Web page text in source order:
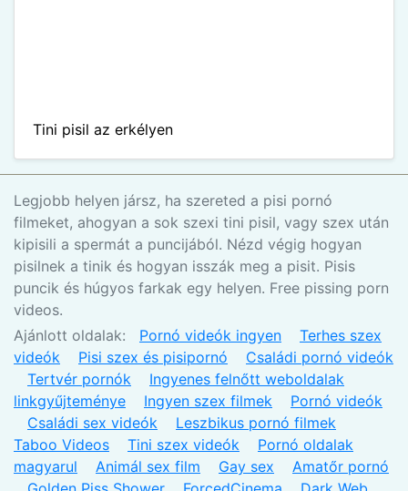
Tini pisil az erkélyen
Legjobb helyen jársz, ha szereted a pisi pornó
filmeket, ahogyan a sok szexi tini pisil, vagy szex után
kipisili a spermát a puncijából. Nézd végig hogyan
pisilnek a tinik és hogyan isszák meg a pisit. Pisis
puncik és húgyos farkak egy helyen. Free pissing porn
videos.
Ajánlott oldalak: Pornó videók ingyen
Terhes szex
videók
Pisi szex és pisipornó
Családi pornó videók
Tertvér pornók
Ingyenes felnőtt weboldalak
linkgyűjteménye
Ingyen szex filmek
Pornó videók
Családi sex videók
Leszbikus pornó filmek
Taboo Videos
Tini szex videók
Pornó oldalak
magyarul
Animál sex film Gay sex
Amatőr pornó